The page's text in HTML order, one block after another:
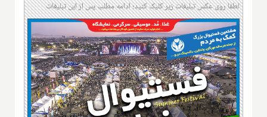
لطفا روی عکس تبلیغات زیر کلیک کنید؛ ادامه مطلب پس از این تبلیغات